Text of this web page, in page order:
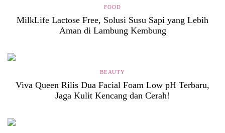
FOOD
MilkLife Lactose Free, Solusi Susu Sapi yang Lebih
Aman di Lambung Kembung
BEAUTY
Viva Queen Rilis Dua Facial Foam Low pH Terbaru,
Jaga Kulit Kencang dan Cerah!